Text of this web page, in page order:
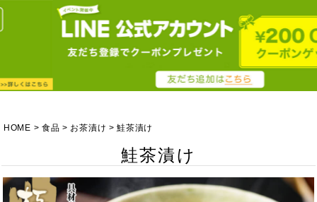
HOME 食品 お茶漬け 鮭茶漬け
鮭茶漬け